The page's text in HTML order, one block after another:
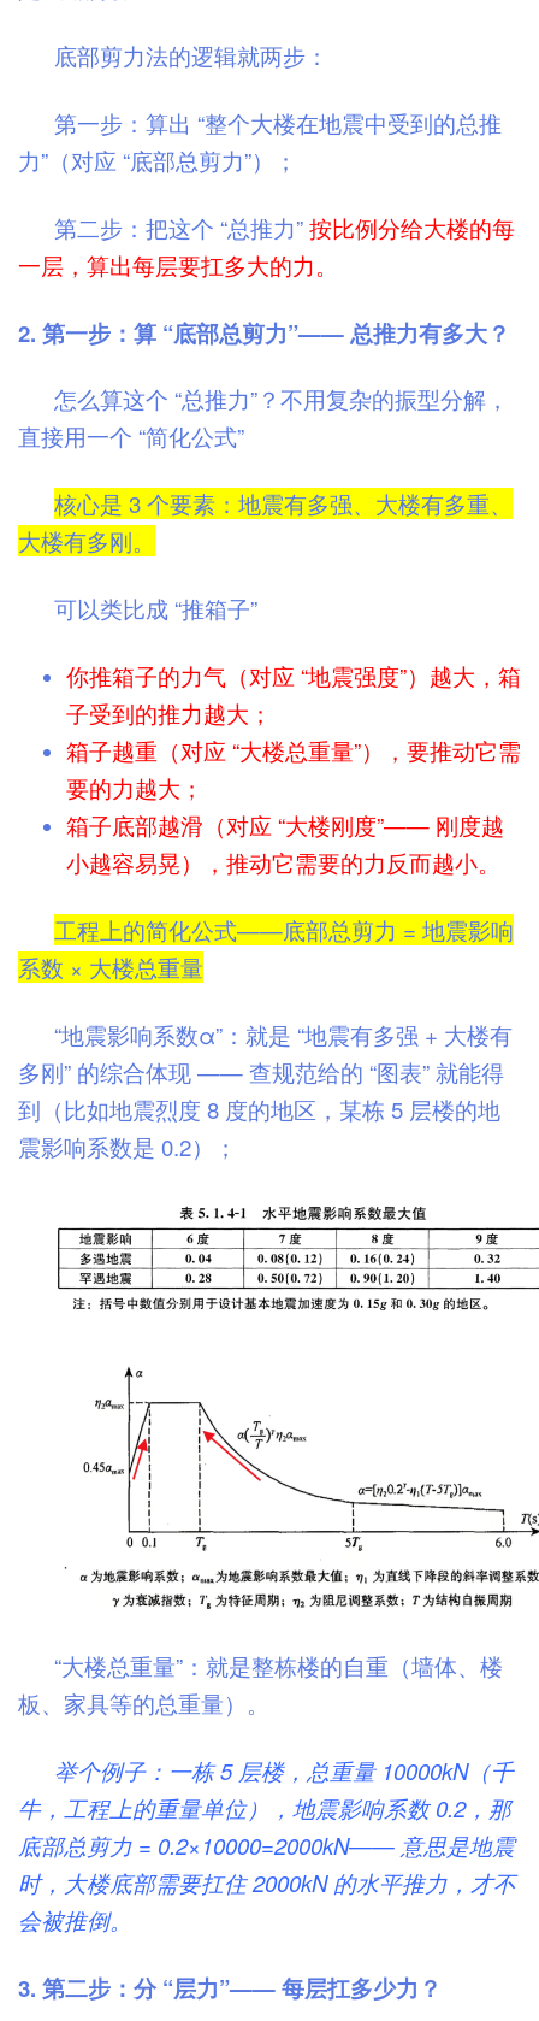
底部剪力法的逻辑就两步：
第一步：算出 “整个大楼在地震中受到的总推
力”（对应 “底部总剪力”）；
第二步：把这个 “总推力”按比例分给大楼的每
一层，算出每层要扛多大的力。
2. 第一步：算 “底部总剪力”—— 总推力有多大？
怎么算这个 “总推力”？不用复杂的振型分解，
直接用一个 “简化公式”
核心是 3 个要素：地震有多强、大楼有多重、
大楼有多刚。
可以类比成 “推箱子”
你推箱子的力气（对应 “地震强度”）越大，箱
子受到的推力越大；
箱子越重（对应 “大楼总重量”），要推动它需
要的力越大；
箱子底部越滑（对应 “大楼刚度”—— 刚度越
小越容易晃），推动它需要的力反而越小。
工程上的简化公式——底部总剪力 = 地震影响
系数 × 大楼总重量
“地震影响系数α”：就是 “地震有多强 + 大楼有
多刚” 的综合体现 —— 查规范给的 “图表” 就能得
到（比如地震烈度 8 度的地区，某栋 5 层楼的地
震影响系数是 0.2）；
“大楼总重量”：就是整栋楼的自重（墙体、楼
板、家具等的总重量）。
举个例子：一栋 5 层楼，总重量 10000kN（千
牛，工程上的重量单位），地震影响系数 0.2，那
底部总剪力 = 0.2×10000=2000kN—— 意思是地震
时，大楼底部需要扛住 2000kN 的水平推力，才不
会被推倒。
3. 第二步：分 “层力”—— 每层扛多少力？